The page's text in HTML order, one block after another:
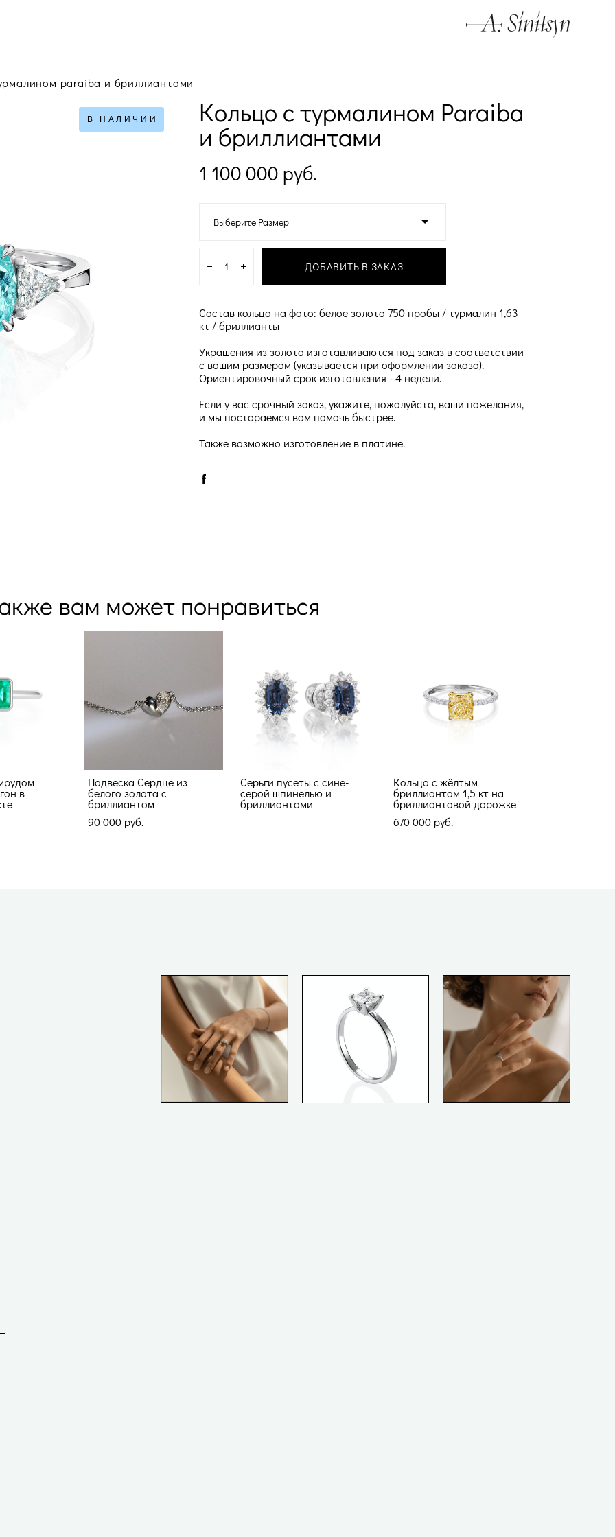
paraiba и бриллиантами
В НАЛИЧИИ Кольцо с турмалином Paraiba
и бриллиантами
1 100 000 pуб.
Выберите Размер
ДОБАВИТЬ В ЗАКАЗ
Состав кольца на фото: белое золото 750 пробы / турмалин 1,63
кт / бриллианты
Украшения из золота изготавливаются под заказ в соответствии
с вашим размером (указывается при оформлении заказа).
Ориентировочный срок изготовления - 4 недели.
Если у вас срочный заказ, укажите, пожалуйста, ваши пожелания,
и мы постараемся вам помочь быстрее.
Также возможно изготовление в платине.
вам может понравиться
в
Подвеска Сердце из
белого золота с
бриллиантом
90 000 pуб.
Серьги пусеты с сине-
серой шпинелью и
бриллиантами
Кольцо с жёлтым
бриллиантом 1,5 кт на
бриллиантовой дорожке
670 000 pуб.